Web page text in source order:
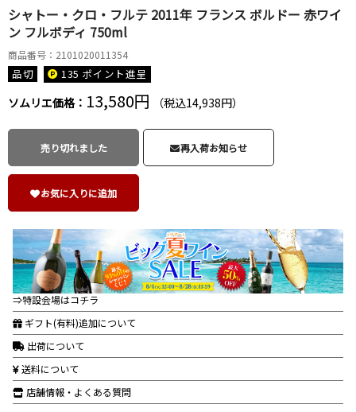
シャトー・クロ・フルテ 2011年 フランス ボルドー 赤ワイ
ン フルボディ 750ml
商品番号：2101020011354
品切 135 ポイント進呈
ソムリエ価格： 13,580円 （税込14,938円）
売り切れました 再入荷お知らせ
お気に入りに追加
⇒特設会場はコチラ
ギフト(有料)追加について
出荷について
送料について
店舗情報・よくある質問